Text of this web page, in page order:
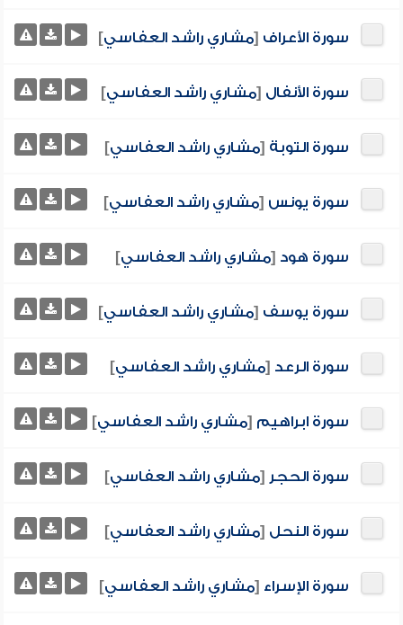
سورة الأعراف [مشاري راشد العفاسي]
سورة الأنفال [مشاري راشد العفاسي]
سورة التوبة [مشاري راشد العفاسي]
سورة يونس [مشاري راشد العفاسي]
سورة هود [مشاري راشد العفاسي]
سورة يوسف [مشاري راشد العفاسي]
سورة الرعد [مشاري راشد العفاسي]
سورة ابراهيم [مشاري راشد العفاسي]
سورة الحجر [مشاري راشد العفاسي]
سورة النحل [مشاري راشد العفاسي]
سورة الإسراء [مشاري راشد العفاسي]